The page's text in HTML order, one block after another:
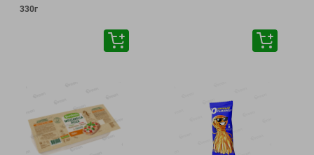
330г